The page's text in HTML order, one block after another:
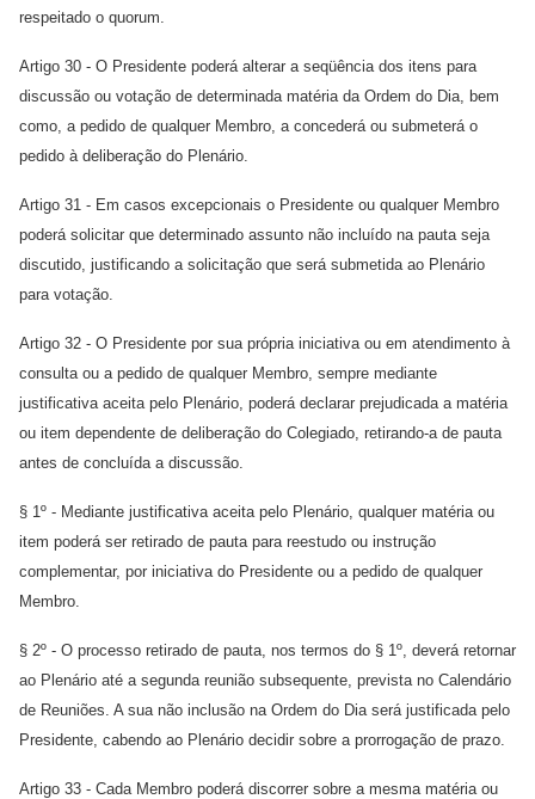
respeitado o quorum.
Artigo 30 - O Presidente poderá alterar a seqüência dos itens para
discussão ou votação de determinada matéria da Ordem do Dia, bem
como, a pedido de qualquer Membro, a concederá ou submeterá o
pedido à deliberação do Plenário.
Artigo 31 - Em casos excepcionais o Presidente ou qualquer Membro
poderá solicitar que determinado assunto não incluído na pauta seja
discutido, justificando a solicitação que será submetida ao Plenário
para votação.
Artigo 32 - O Presidente por sua própria iniciativa ou em atendimento à
consulta ou a pedido de qualquer Membro, sempre mediante
justificativa aceita pelo Plenário, poderá declarar prejudicada a matéria
ou item dependente de deliberação do Colegiado, retirando-a de pauta
antes de concluída a discussão.
§ 1º - Mediante justificativa aceita pelo Plenário, qualquer matéria ou
item poderá ser retirado de pauta para reestudo ou instrução
complementar, por iniciativa do Presidente ou a pedido de qualquer
Membro.
§ 2º - O processo retirado de pauta, nos termos do § 1º, deverá retornar
ao Plenário até a segunda reunião subsequente, prevista no Calendário
de Reuniões. A sua não inclusão na Ordem do Dia será justificada pelo
Presidente, cabendo ao Plenário decidir sobre a prorrogação de prazo.
Artigo 33 - Cada Membro poderá discorrer sobre a mesma matéria ou